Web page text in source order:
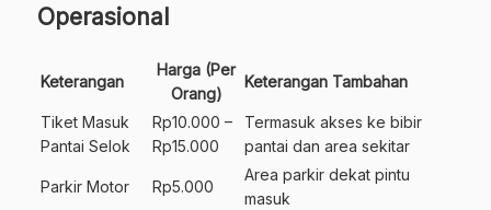
Operasional
Keterangan
Harga (Per
Orang)
Keterangan Tambahan
Tiket Masuk
Pantai Selok
Rp10.000 –
Rp15.000
Termasuk akses ke bibir
pantai dan area sekitar
Parkir Motor Rp5.000
Area parkir dekat pintu
masuk